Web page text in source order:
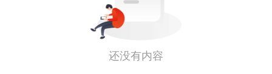
还没有内容